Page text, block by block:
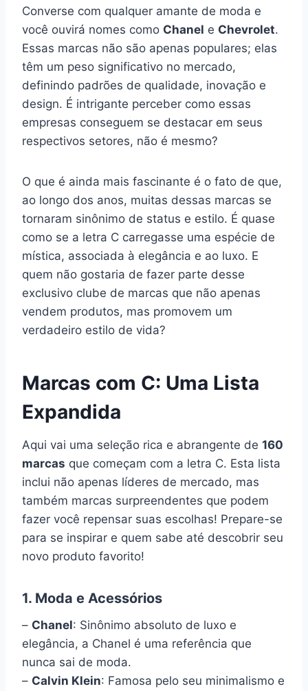
Converse com qualquer amante de moda e
você ouvirá nomes como Chanel e Chevrolet.
Essas marcas não são apenas populares; elas
têm um peso significativo no mercado,
definindo padrões de qualidade, inovação e
design. É intrigante perceber como essas
empresas conseguem se destacar em seus
respectivos setores, não é mesmo?
O que é ainda mais fascinante é o fato de que,
ao longo dos anos, muitas dessas marcas se
tornaram sinônimo de status e estilo. É quase
como se a letra C carregasse uma espécie de
mística, associada à elegância e ao luxo. E
quem não gostaria de fazer parte desse
exclusivo clube de marcas que não apenas
vendem produtos, mas promovem um
verdadeiro estilo de vida?
Marcas com C: Uma Lista
Expandida
Aqui vai uma seleção rica e abrangente de 160
marcas que começam com a letra C. Esta lista
inclui não apenas líderes de mercado, mas
também marcas surpreendentes que podem
fazer você repensar suas escolhas! Prepare-se
para se inspirar e quem sabe até descobrir seu
novo produto favorito!
1. Moda e Acessórios
– Chanel: Sinônimo absoluto de luxo e
elegância, a Chanel é uma referência que
nunca sai de moda.
– Calvin Klein: Famosa pelo seu minimalismo e